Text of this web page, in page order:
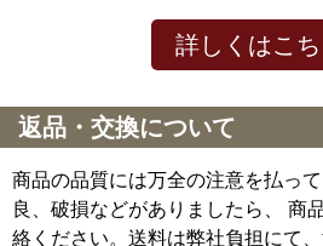
詳しくはこち
返品・交換について
商品の品質には万全の注意を払っ
良、破損などがありましたら、 商
絡ください。送料は弊社負担にて